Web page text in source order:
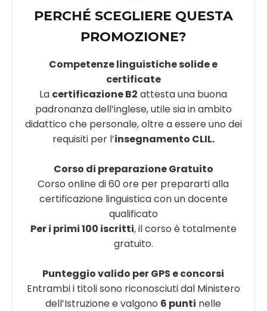
PERCHÉ SCEGLIERE QUESTA
PROMOZIONE?
Competenze linguistiche solide e
certificate
La certificazione B2 attesta una buona
padronanza dell’inglese, utile sia in ambito
didattico che personale, oltre a essere uno dei
requisiti per l’insegnamento CLIL.
Corso di preparazione Gratuito
Corso online di 60 ore per prepararti alla
certificazione linguistica con un docente
qualificato
Per i primi 100 iscritti, il corso è totalmente
gratuito.
Punteggio valido per GPS e concorsi
Entrambi i titoli sono riconosciuti dal Ministero
dell’Istruzione e valgono 6 punti nelle